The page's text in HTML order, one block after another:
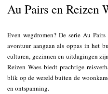
Au Pairs en Reizen
Even wegdromen? De serie Au
avontuur aangaan als oppas in het
culturen, gezinnen en uitdagingen
Reizen Waes biedt prachtige
blik op de wereld buiten de
en ontspanning.